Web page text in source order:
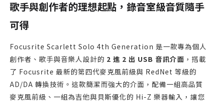
歌手與創作者的理想起點，錄音室級音質隨手
可得
Focusrite Scarlett Solo 4th Generation 是一款專為個人
創作者、歌手與音樂人設計的 2 進 2 出 USB 音訊介面 ，搭載
了 Focusrite 最新的第四代麥克風前級與 RedNet 等級的
AD/DA 轉換技術。這款簡潔而強大的介面，配備一組高品質
麥克風前級、一組為吉他與貝斯優化的 Hi-Z 樂器輸入，讓您